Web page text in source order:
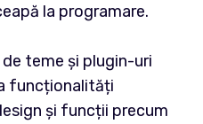
la programare.
teme și plugin-uri
funcționalități
și funcții precum